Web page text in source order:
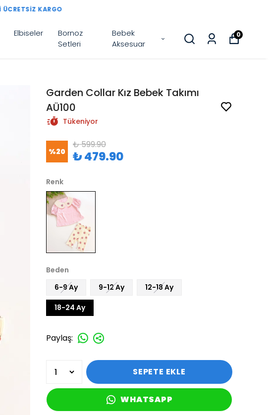
Elbiseler
Bornoz
Setleri
Bebek
Aksesuar
0
Garden Collar Kız Bebek Takımı
AÜ100
Tükeniyor
%20
₺ 599.90
₺ 479.90
Renk
Beden
6-9 Ay
9-12 Ay 12-18 Ay
18-24 Ay
Paylaş:
SEPETE EKLE
WHATSAPP